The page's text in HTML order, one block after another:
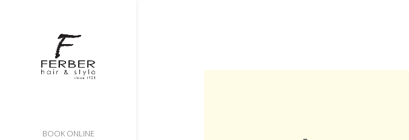
BOOK ONLINE